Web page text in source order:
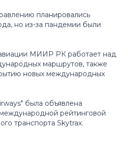
планировались
но из-за пандемии были
МИИР РК работает над
маршрутов, также
новых международных
была объявлена
рейтинговой
транспорта Skytrax.